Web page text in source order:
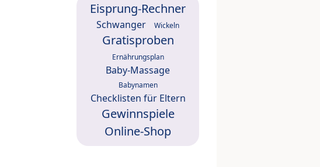
Eisprung-Rechner
Schwanger Wickeln
Gratisproben
Ernährungsplan
Baby-Massage
Babynamen
Checklisten für Eltern
Gewinnspiele
Online-Shop